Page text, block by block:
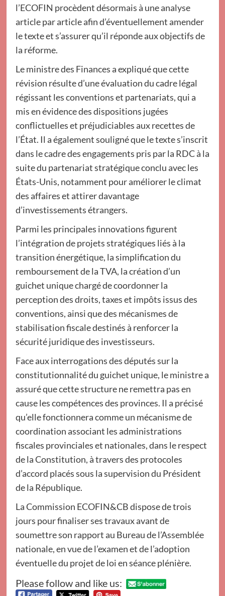
l’ECOFIN procèdent désormais à une analyse
article par article afin d’éventuellement amender
le texte et s’assurer qu’il réponde aux objectifs de
la réforme.
Le ministre des Finances a expliqué que cette
révision résulte d’une évaluation du cadre légal
régissant les conventions et partenariats, qui a
mis en évidence des dispositions jugées
conflictuelles et préjudiciables aux recettes de
l’État. Il a également souligné que le texte s’inscrit
dans le cadre des engagements pris par la RDC à la
suite du partenariat stratégique conclu avec les
États-Unis, notamment pour améliorer le climat
des affaires et attirer davantage
d’investissements étrangers.
Parmi les principales innovations figurent
l’intégration de projets stratégiques liés à la
transition énergétique, la simplification du
remboursement de la TVA, la création d’un
guichet unique chargé de coordonner la
perception des droits, taxes et impôts issus des
conventions, ainsi que des mécanismes de
stabilisation fiscale destinés à renforcer la
sécurité juridique des investisseurs.
Face aux interrogations des députés sur la
constitutionnalité du guichet unique, le ministre a
assuré que cette structure ne remettra pas en
cause les compétences des provinces. Il a précisé
qu’elle fonctionnera comme un mécanisme de
coordination associant les administrations
fiscales provinciales et nationales, dans le respect
de la Constitution, à travers des protocoles
d’accord placés sous la supervision du Président
de la République.
La Commission ECOFIN&CB dispose de trois
jours pour finaliser ses travaux avant de
soumettre son rapport au Bureau de l’Assemblée
nationale, en vue de l’examen et de l’adoption
éventuelle du projet de loi en séance plénière.
Please follow and like us: